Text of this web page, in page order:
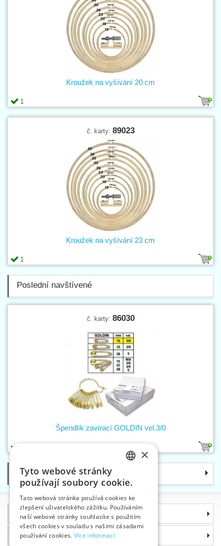
1
Kroužek na vyšívání 20 cm
č. karty: 89023
1
Kroužek na vyšívání 23 cm
Poslední navštívené
č. karty: 86030
Špendlík zavírací GOLDIN vel.3/0
Kategorie
Informace
Proč si zvolit právě nás
ENGLISH
GERMAN
×
Tyto webové stránky
používají soubory cookie.
Tato webová stránka používá cookies ke
zlepšení uživatelského zážitku. Používáním
naší webové stránky souhlasíte s použitím
všech cookies v souladu s našimi zásadami
používání cookies. Více informací